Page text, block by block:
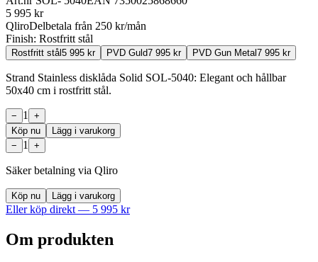
5 995 kr
QliroDelbetala från 250 kr/mån
Finish: Rostfritt stål
Rostfritt stål 5 995 kr PVD Guld7 995 kr PVD Gun Metal 7 995 kr
Strand Stainless disklåda Solid SOL-5040: Elegant och hållbar
50x40 cm i rostfritt stål.
− 1
+
Köp nu
Lägg i varukorg
−
1 +
Säker betalning via Qliro
Köp nu Lägg i varukorg
Eller köp direkt — 5 995 kr
Om produkten